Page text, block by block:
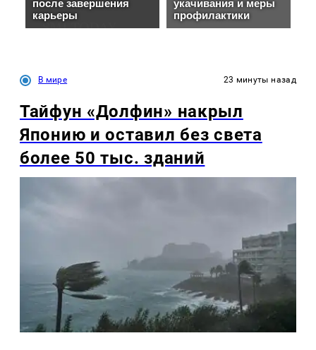
В мире 23 минуты назад
Тайфун «Долфин» накрыл
Японию и оставил без света
более 50 тыс. зданий